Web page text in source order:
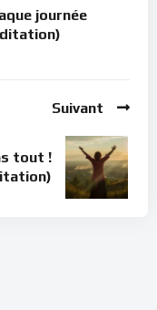
journée
Suivant
tout !